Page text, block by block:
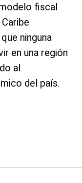
fiscal
ninguna
en una región
al
del país.